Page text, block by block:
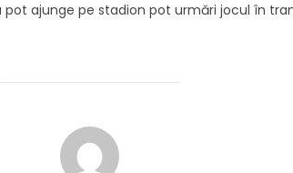
pot ajunge pe stadion pot urmări jocul în
AUTOR ARTICOL